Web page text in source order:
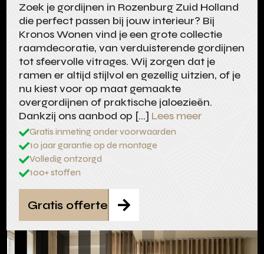
Zoek je gordijnen in Rozenburg Zuid Holland
die perfect passen bij jouw interieur? Bij
Kronos Wonen vind je een grote collectie
raamdecoratie, van verduisterende gordijnen
tot sfeervolle vitrages. Wij zorgen dat je
ramen er altijd stijlvol en gezellig uitzien, of je
nu kiest voor op maat gemaakte
overgordijnen of praktische jaloezieën.
Dankzij ons aanbod op […] Lees meer
Gratis inmeting onder voorwaarden
10 jaar garantie op de montage
Volledig ontzorgd
100+ stoffen

Gratis offerte